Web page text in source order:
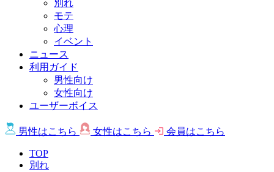
別れ
モテ
心理
イベント
ニュース
利用ガイド
男性向け
女性向け
ユーザーボイス
男性はこちら 女性はこちら 会員はこちら
TOP
別れ